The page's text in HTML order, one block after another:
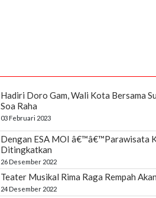
Hadiri Doro Gam, Wali Kota Bersama
Soa Raha
03 Februari 2023
Dengan ESA MOI â€™â€™Parawisata
Ditingkatkan
26 Desember 2022
Teater Musikal Rima Raga Rempah
24 Desember 2022